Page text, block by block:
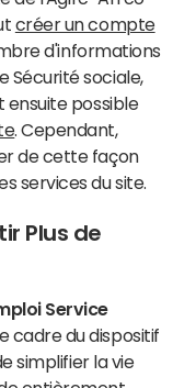
créer un compte
d'informations
Sécurité sociale,
ensuite possible
. Cependant,
de cette façon
services du site.
Plus de
Service
cadre du dispositif
simplifier la vie